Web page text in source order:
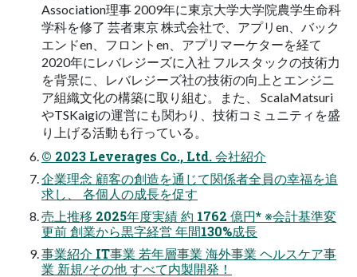
Association理事 2009年に東京大学大学院農学生命科
学科を修了 芸者東京 株式会社で、アプリen、バック
エンドen、フロントen、アプリマーケターを経て
2020年にレバレジーズに入社 フルスタックの技術力
を背景に、レバレジーズ社の技術の向上とエンジニ
ア組織文化の構築に取り組む。また、 ScalaMatsuri
やTSKaigiの運営にも関わり、技術コミュニティを盛
り上げる活動も行っている。
© 2023 Leverages Co., Ltd. 会社紹介
企業理念 顧客の創造を通じて関係者全員の幸福を追
求し、 各個人の成長を促す
売上推移 2025年度実績 約 1762 億円* ※会計基準変
更前 創業から黒字経営 年間130%成長
事業紹介 IT事業 若年層事業 海外事業 ヘルスケア事
業 新規∕その他 すべて内製開発！